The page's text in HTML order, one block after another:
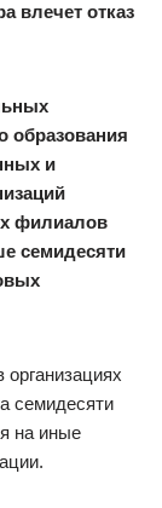
влечет отказ
образования
и
филиалов
семидесяти
семидесяти
на иные